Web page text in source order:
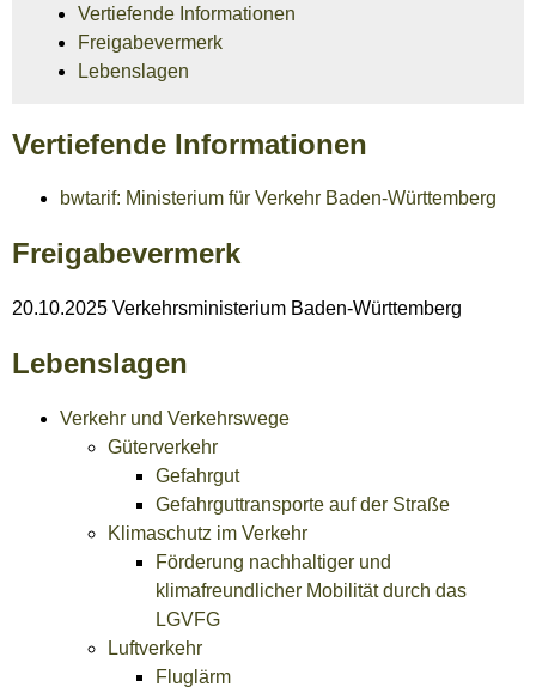
Vertiefende Informationen
Freigabevermerk
Lebenslagen
Vertiefende Informationen
bwtarif: Ministerium für Verkehr Baden-Württemberg
Freigabevermerk
20.10.2025 Verkehrsministerium Baden-Württemberg
Lebenslagen
Verkehr und Verkehrswege
Güterverkehr
Gefahrgut
Gefahrguttransporte auf der Straße
Klimaschutz im Verkehr
Förderung nachhaltiger und
klimafreundlicher Mobilität durch das
LGVFG
Luftverkehr
Fluglärm